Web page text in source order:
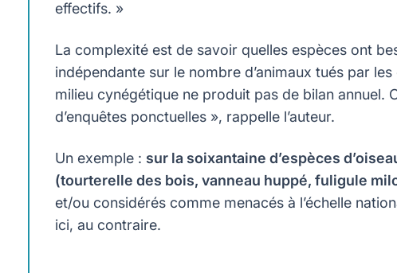
effectifs. »
La complexité est de savoir quelles espèces ont
indépendante sur le nombre d’animaux tués par
milieu cynégétique ne produit pas de bilan
d’enquêtes ponctuelles », rappelle l’auteur.
Un exemple : sur la soixantaine d’espèces
(tourterelle des bois, vanneau huppé, fuligule
et/ou considérés comme menacés à l’échelle
ici, au contraire.